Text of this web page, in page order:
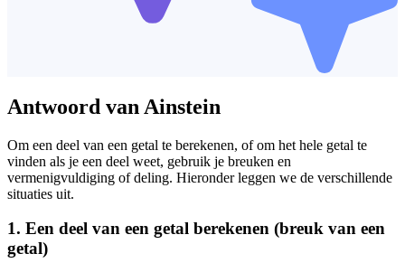
Antwoord van Ainstein
Om een deel van een getal te berekenen, of om het hele getal te
vinden als je een deel weet, gebruik je breuken en
vermenigvuldiging of deling. Hieronder leggen we de verschillende
situaties uit.
1. Een deel van een getal berekenen (breuk van een
getal)